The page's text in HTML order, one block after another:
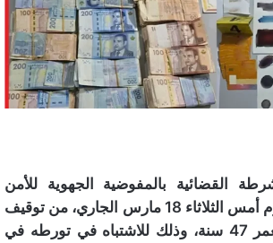
القضائية بالمفوضية الجهوية للأمن
بمدينة وادي زم، يوم أمس الثلاثاء 18 مارس الجاري، من توقيف
شخص يبلغ من العمر 47 سنة، وذلك للاشتباه في تورطه في